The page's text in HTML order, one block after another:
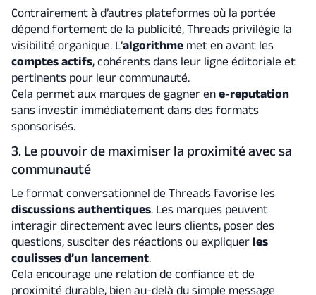
Contrairement à d’autres plateformes où la portée
dépend fortement de la publicité, Threads privilégie la
visibilité organique. L’algorithmemet en avant les
comptes actifs, cohérents dans leur ligne éditoriale et
pertinents pour leur communauté.
Cela permet aux marques de gagner en e-reputation
sans investir immédiatement dans des formats
sponsorisés.
3. Le pouvoir de maximiser la proximité avec sa
communauté
Le format conversationnel de Threads favorise les
discussionsauthentiques. Les marques peuvent
interagir directement avec leurs clients, poser des
questions, susciter des réactions ou expliquer les
coulisses d’un lancement.
Cela encourage une relation de confiance et de
proximité durable, bien au-delà du simple message